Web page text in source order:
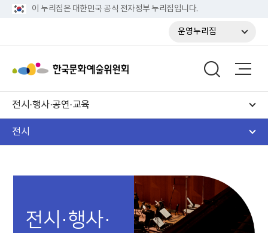
이 누리집은 대한민국 공식 전자정부 누리집입니다.
운영누리집
전시·행사·공연·교육
전시
전시·행사·